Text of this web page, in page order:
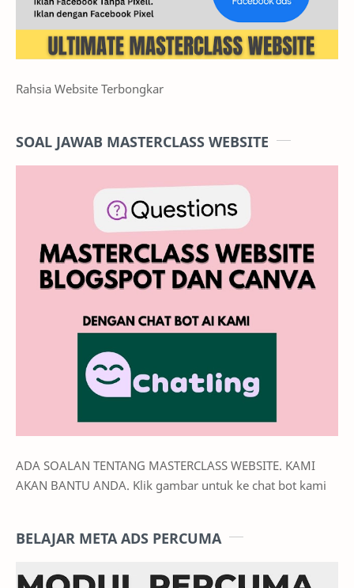
Rahsia Website Terbongkar
SOAL JAWAB MASTERCLASS WEBSITE
ADA SOALAN TENTANG MASTERCLASS WEBSITE. KAMI
AKAN BANTU ANDA. Klik gambar untuk ke chat bot kami
BELAJAR META ADS PERCUMA